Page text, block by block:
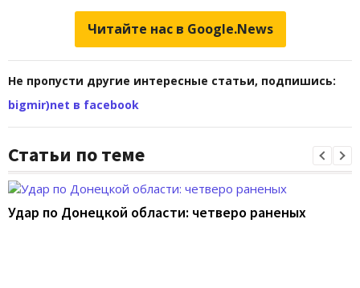
Читайте нас в Google.News
Не пропусти другие интересные статьи, подпишись:
bigmir)net в facebook
Статьи по теме
Удар по Донецкой области: четверо раненых